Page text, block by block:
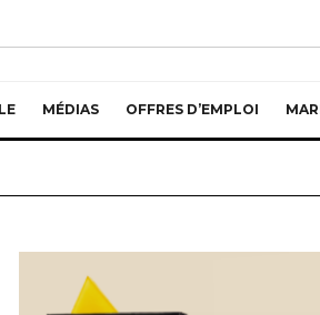
MÉDIAS OFFRES D’EMPLOI